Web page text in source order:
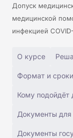
Допуск
медицинской
инфекцией
О курсе
Формат и
Кому подойдёт
Документы для
Документы